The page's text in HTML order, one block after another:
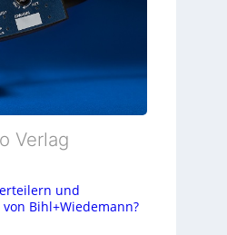
Verlag
und
Bihl+Wiedemann?